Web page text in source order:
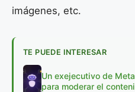
imágenes, etc.
TE PUEDE INTERESAR
Un exejecutivo de
para moderar el